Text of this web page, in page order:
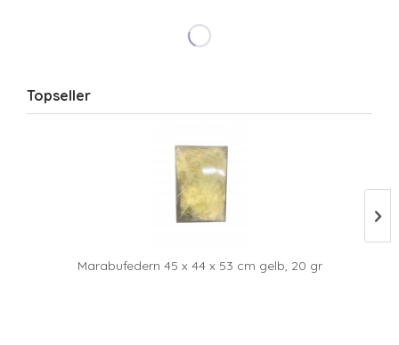
Topseller
Marabufedern 45 x 44 x 53 cm gelb, 20 gr